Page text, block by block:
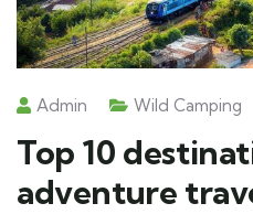
Admin Wild Camping
Top 10
adventure